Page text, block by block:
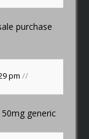
purchase
pm//
generic